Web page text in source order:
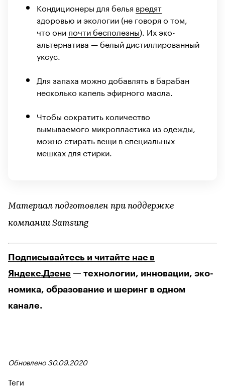
Кондиционеры для белья вредят
здоровью и экологии (не говоря о том,
что они почти бесполезны). Их эко-
альтернатива — белый дистиллированный
уксус.
Для запаха можно добавлять в барабан
несколько капель эфирного масла.
Чтобы сократить количество
вымываемого микропластика из одежды,
можно стирать вещи в специальных
мешках для стирки.
Материал подготовлен при поддержке
компании Samsung
Подписывайтесь и читайте нас в
Яндекс.Дзене — технологии, инновации, эко-
номика, образование и шеринг в одном
канале.
Обновлено 30.09.2020
Теги